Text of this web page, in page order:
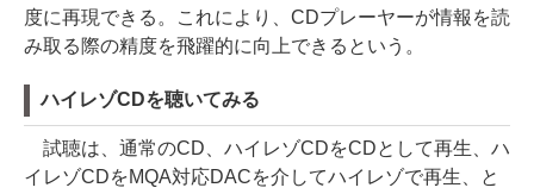
度に再現できる。これにより、CDプレーヤーが情報を読
み取る際の精度を飛躍的に向上できるという。
ハイレゾCDを聴いてみる
試聴は、通常のCD、ハイレゾCDをCDとして再生、ハ
イレゾCDをMQA対応DACを介してハイレゾで再生、と